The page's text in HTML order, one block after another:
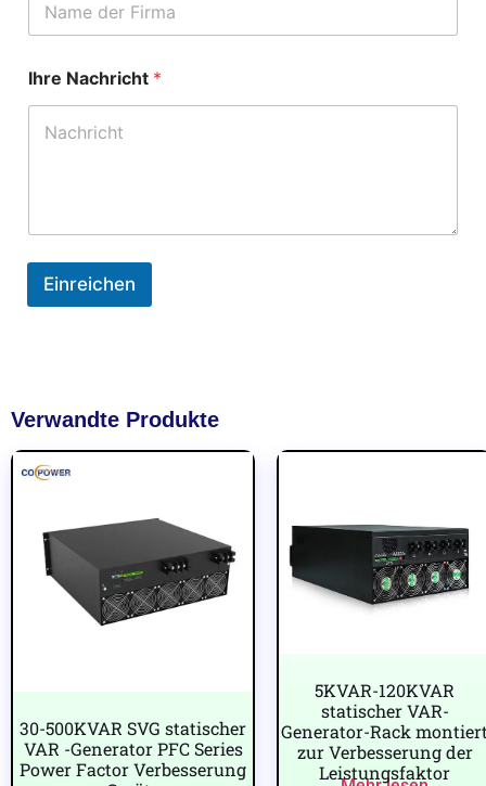
c
h
t
m
Ihre Nachricht *
Einreichen
Verwandte Produkte
30-500KVAR SVG statischer
VAR -Generator PFC Series
Power Factor Verbesserung
5KVAR-120KVAR
statischer VAR-
Generator-Rack
zur Verbesserung der
Leistungsfaktor